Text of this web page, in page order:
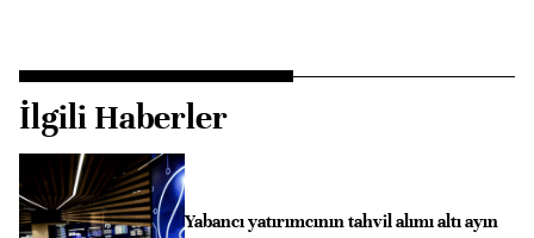
İlgili Haberler
Yabancı yatırımcının tahvil alımı altı ayın